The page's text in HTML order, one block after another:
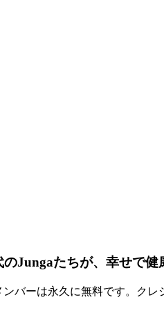
Jungaたちが、幸せで
バーは永久に無料です。クレ